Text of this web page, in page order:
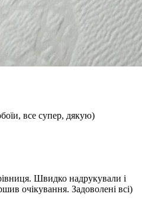
все супер, дякую)
Швидко надрукували і
очікування. Задоволені всі)